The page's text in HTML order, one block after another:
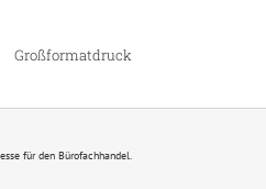
Großformatdruck
für den Bürofachhandel.